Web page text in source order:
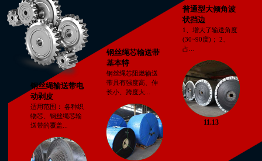
钢丝绳输送带电
动剥皮
适用范围： 各种织
物芯、钢丝绳芯输
送带的覆盖...
钢丝绳芯输送带
基本特
钢丝绳芯阻燃输送
带具有强度高、伸
长小、跨度大...
普通型大倾角波
状挡边
1、增大了输送角度
(30~90度)； 2、
占...
11.13